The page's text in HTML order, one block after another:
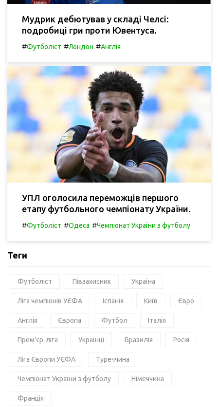
Мудрик дебютував у складі Челсі:
подробиці гри проти Ювентуса.
#Футболіст #Лондон #Англія
УПЛ оголосила переможців першого
етапу футбольного чемпіонату України.
#Футболіст #Одеса #Чемпіонат України з футболу
Теги
Футболіст Півзахисник Україна
Ліга чемпіонів УЄФА Іспанія Київ Євро
Англія Європа Футбол Італія
Прем'єр-ліга Українці Бразилія Росія
Ліга Європи УЄФА Туреччина
Чемпіонат України з футболу Німеччина
Франція